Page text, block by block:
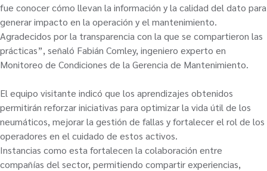
fue conocer cómo llevan la información y la calidad del dato para
generar impacto en la operación y el mantenimiento.
Agradecidos por la transparencia con la que se compartieron las
prácticas”, señaló Fabián Comley, ingeniero experto en
Monitoreo de Condiciones de la Gerencia de Mantenimiento.
El equipo visitante indicó que los aprendizajes obtenidos
permitirán reforzar iniciativas para optimizar la vida útil de los
neumáticos, mejorar la gestión de fallas y fortalecer el rol de los
operadores en el cuidado de estos activos.
Instancias como esta fortalecen la colaboración entre
compañías del sector, permitiendo compartir experiencias,